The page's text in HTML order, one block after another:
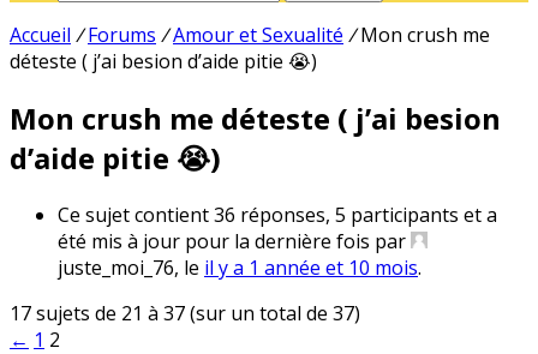
Accueil / Forums /Amour et Sexualité / Mon crush me
déteste ( j’ai besion d’aide pitie 😭)
Mon crush me déteste ( j’ai besion
d’aide pitie 😭)
Ce sujet contient 36 réponses, 5 participants et a
été mis à jour pour la dernière fois par
juste_moi_76, le il y a 1 année et 10 mois.
17 sujets de 21 à 37 (sur un total de 37)
← 1 2